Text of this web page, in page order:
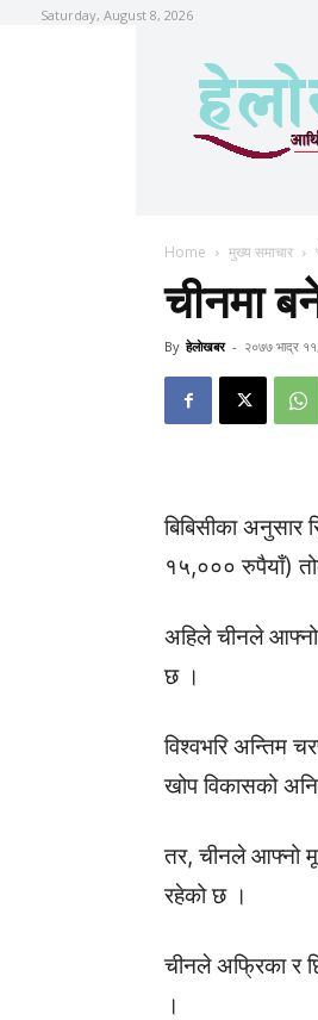
Saturday, August 8, 2026
Home मुख्य समाचार
चीनमा
By हेलाेखबर - २०७७ भाद्र
बिबिसीका
१५,००० रुपैयाँ)
अहिले चीनले आफ्नो
छ ।
विश्वभरि अन्तिम
खोप विकासको
तर, चीनले आफ्नो
रहेको छ ।
चीनले अफ्रिका र
।